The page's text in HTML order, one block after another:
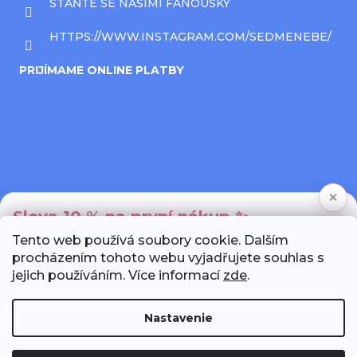
Tento web používá soubory cookie. Dalším
procházením tohoto webu vyjadřujete souhlas s
jejich používáním. Více informací zde.
Nastavenie
STAŇTE SE NAŠIMI FANOUŠKY
HTTPS://WWW.INSTAGRAM.COM/SEDMENEBE/
PRIJÍMAME ONLINE PLATBY
×
Sleva 10 % na první nákup ✨
Přihlaste se k newsletteru a my Vám pošleme
unikátní slevový kód.
Chci slevu!